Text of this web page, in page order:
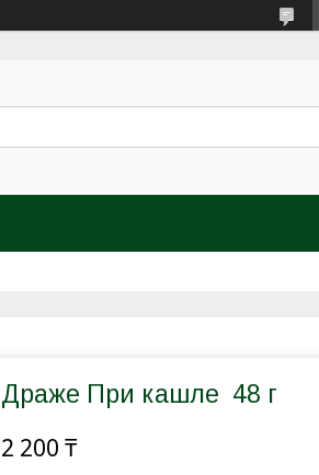
Драже При кашле 48 г
2 200 ₸